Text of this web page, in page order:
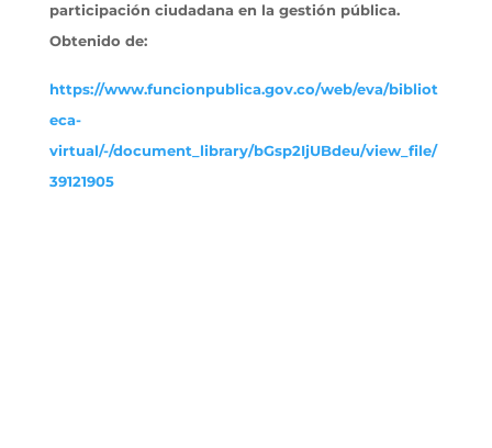
participación ciudadana en la gestión pública.
Obtenido de:
https://www.funcionpublica.gov.co/web/eva/bibliot
eca-
virtual/-/document_library/bGsp2IjUBdeu/view_file/
39121905